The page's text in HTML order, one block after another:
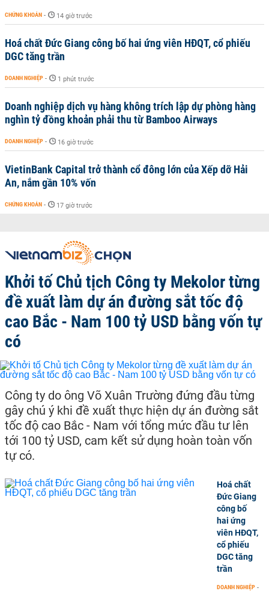
CHỨNG KHOÁN - 14 giờ trước
Hoá chất Đức Giang công bố hai ứng viên HĐQT, cổ phiếu
DGC tăng trần
DOANH NGHIỆP - 1 phút trước
Doanh nghiệp dịch vụ hàng không trích lập dự phòng hàng
nghìn tỷ đồng khoản phải thu từ Bamboo Airways
DOANH NGHIỆP - 16 giờ trước
VietinBank Capital trở thành cổ đông lớn của Xếp dỡ Hải
An, nắm gần 10% vốn
CHỨNG KHOÁN - 17 giờ trước
Khởi tố Chủ tịch Công ty Mekolor từng
đề xuất làm dự án đường sắt tốc độ
cao Bắc - Nam 100 tỷ USD bằng vốn tự
có
Công ty do ông Võ Xuân Trường đứng đầu từng
gây chú ý khi đề xuất thực hiện dự án đường sắt
tốc độ cao Bắc - Nam với tổng mức đầu tư lên
tới 100 tỷ USD, cam kết sử dụng hoàn toàn vốn
tự có.
Hoá chất
Đức Giang
công bố
hai ứng
viên HĐQT,
cổ phiếu
DGC tăng
trần
DOANH NGHIỆP -